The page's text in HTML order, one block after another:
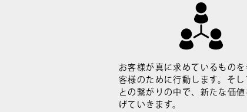
お客様が真に求めているもの
客様のために行動します。そ
との繋がりの中で、新たな価
げていきます。